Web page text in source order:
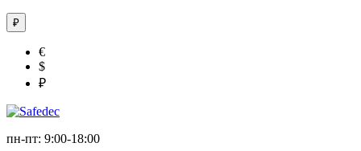
₽
€
$
₽
пн-пт: 9:00-18:00